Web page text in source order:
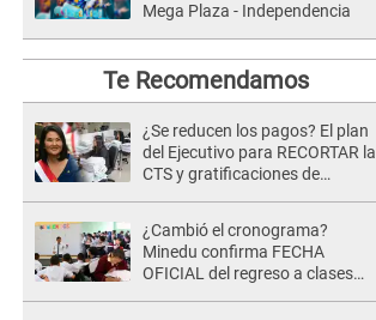
Mega Plaza - Independencia
Te Recomendamos
¿Se reducen los pagos? El plan
del Ejecutivo para RECORTAR la
CTS y gratificaciones de
¿Cambió el cronograma?
Minedu confirma FECHA
OFICIAL del regreso a clases